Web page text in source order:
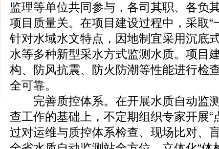
监理等单位共同参与，各司其职、各负
项目质量关。在项目建设过程中，采取“
针对水域水文特点，因地制宜采用沉底
水等多种新型采水方式监测水质。项目
构、防风抗震、防火防潮等性能进行检
全可靠。
完善质控体系。在开展水质自动监
查工作的基础上，不定期组织专家开展“
过对运维与质控体系检查、现场比对、